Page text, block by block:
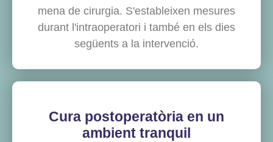
mena de cirurgia. S'estableixen mesures
durant l'intraoperatori i també en els dies
següents a la intervenció.
Cura postoperatòria en un
ambient tranquil